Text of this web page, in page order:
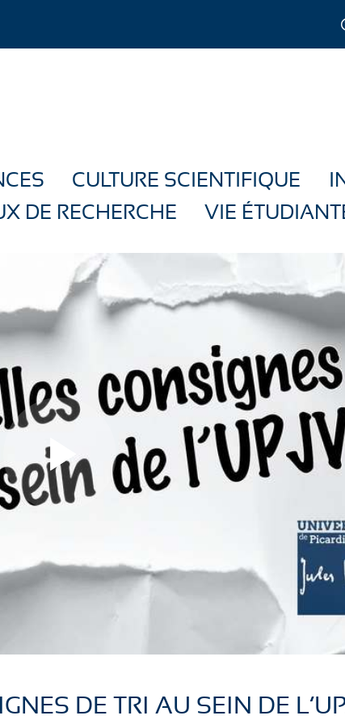
CULTURE SCIENTIFIQUE
DE RECHERCHE
VIE
L
i
r
L
i
r
DE TRI AU SEIN DE